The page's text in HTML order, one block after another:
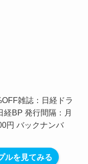
雑誌：日経ドラ
経BP 発行間隔：月
円 バックナンバ
ルを見てみる